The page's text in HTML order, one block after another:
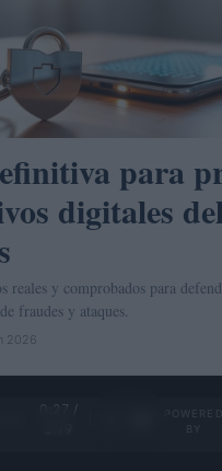
para
digitales
reales y comprobados para
fraudes y ataques.
2026
0:29 /